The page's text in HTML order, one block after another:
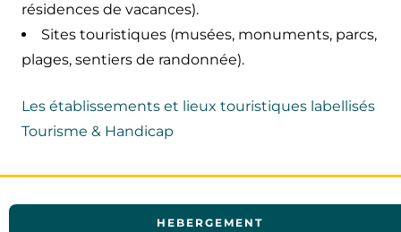
résidences de vacances).
Sites touristiques (musées, monuments, parcs,
plages, sentiers de randonnée).
Les établissements et lieux touristiques labellisés
Tourisme & Handicap
HEBERGEMENT